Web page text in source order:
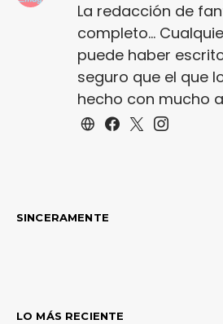
La redacción de
completo...
puede haber
seguro que el que
hecho con mucho
SINCERAMENTE
LO MÁS RECIENTE